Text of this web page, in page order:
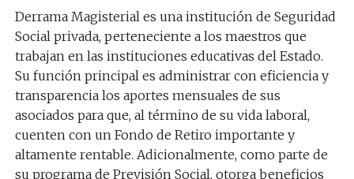
Derrama Magisterial es una institución de Seguridad
Social privada, perteneciente a los maestros que
trabajan en las instituciones educativas del Estado.
Su función principal es administrar con eficiencia y
transparencia los aportes mensuales de sus
asociados para que, al término de su vida laboral,
cuenten con un Fondo de Retiro importante y
altamente rentable. Adicionalmente, como parte de
su programa de Previsión Social, otorga beneficios